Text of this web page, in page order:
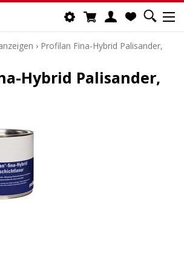
› Profilan Fina-Hybrid Palisander,
Hybrid Palisander,